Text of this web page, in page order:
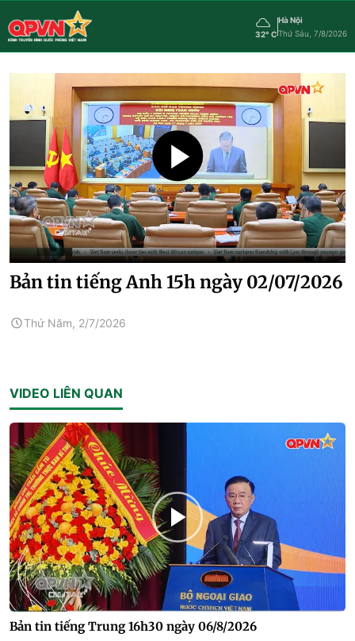
32° C
Hà Nội
Thứ Sáu, 7/8/2026
Bản tin tiếng Anh 15h ngày 02/07/2026
Thứ Năm, 2/7/2026
VIDEO LIÊN QUAN
Bản tin tiếng Trung 16h30 ngày 06/8/2026